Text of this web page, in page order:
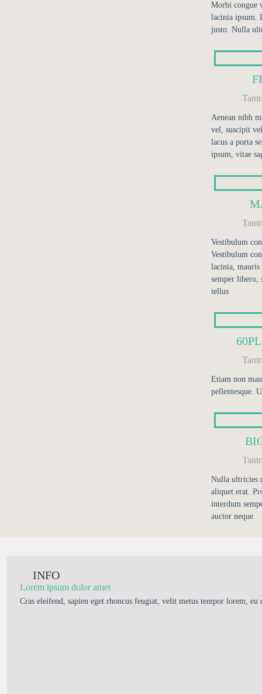
Morbi congue
lacinia ipsum.
justo. Nulla
Aenean nibh
vel, suscipit
lacus a porta
ipsum, vitae
Vestibulum
Vestibulum
lacinia, mauris
semper libero,
tellus
Etiam non
pellentesque.
Nulla ultricies
aliquet erat.
interdum
auctor neque.
INFO
Lorem ipsum dolor amet
Cras eleifend, sapien eget rhoncus feugiat, velit metus tempor lorem,